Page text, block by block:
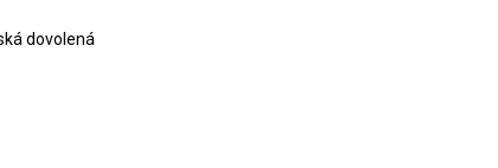
dovolená